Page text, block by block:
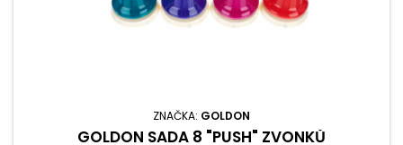
ZNAČKA: GOLDON
GOLDON SADA 8 "PUSH" ZVONKŮ